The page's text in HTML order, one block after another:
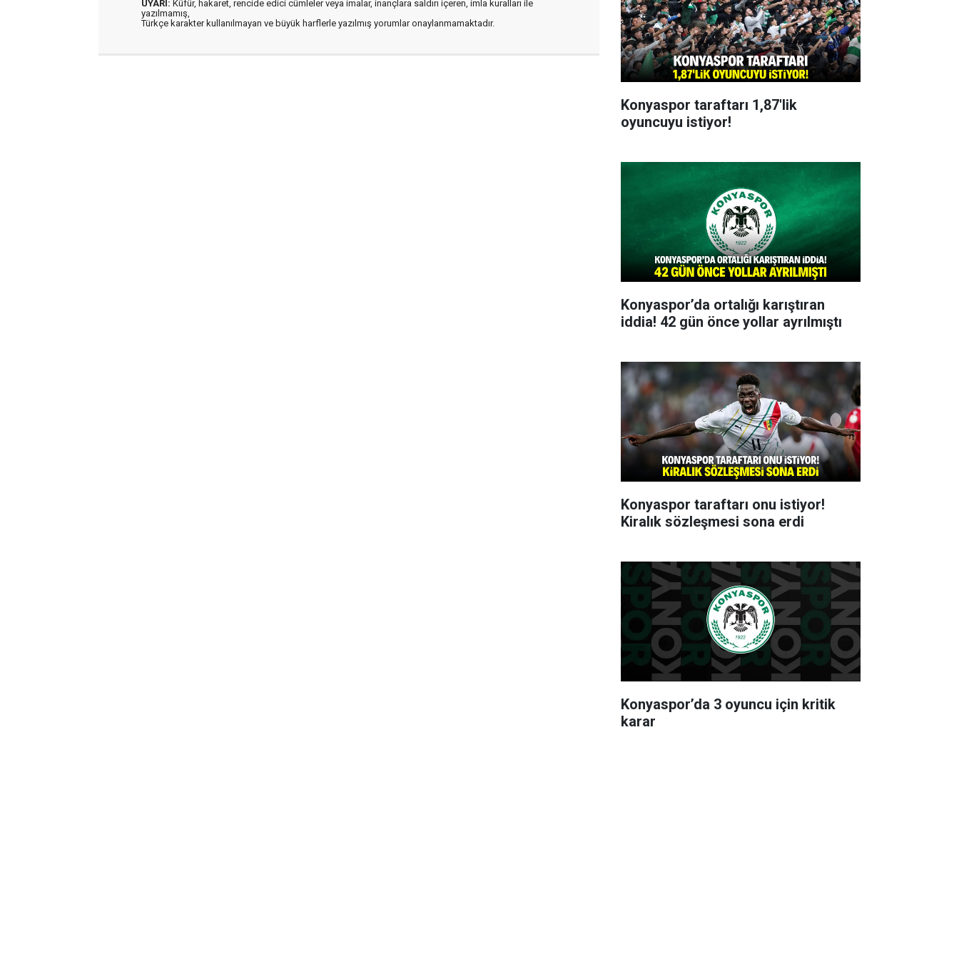
UYARI: Küfür, hakaret, rencide edici cümleler veya imalar, inançlara saldırı içeren, imla kuralları ile
yazılmamış,
Türkçe karakter kullanılmayan ve büyük harflerle yazılmış yorumlar onaylanmamaktadır.
Konyaspor taraftarı 1,87'lik
oyuncuyu istiyor!
Konyaspor’da ortalığı karıştıran
iddia! 42 gün önce yollar ayrılmıştı
Konyaspor taraftarı onu istiyor!
Kiralık sözleşmesi sona erdi
Konyaspor’da 3 oyuncu için kritik
karar